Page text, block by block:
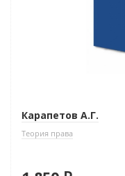
Карапетов А.Г.
Теория права